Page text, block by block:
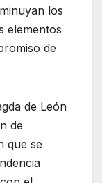
los
elementos
de
de León
de
que se